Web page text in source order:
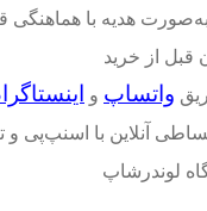
هدیه با هماهنگی
قبل از خرید
واتساپ و
آنلاین با اسنپ‌پی
لوندرشاپ